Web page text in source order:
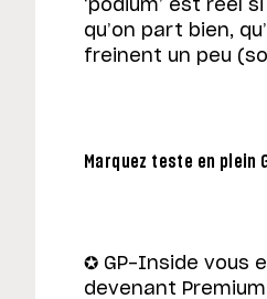
‘podium’ est réel
qu’on part bien,
freinent un peu
Marquez teste en plein
✪ GP-Inside vous
devenant Premium